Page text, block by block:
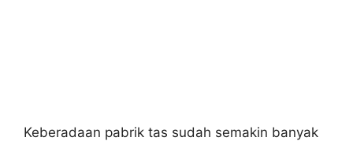
Keberadaan pabrik tas sudah semakin banyak